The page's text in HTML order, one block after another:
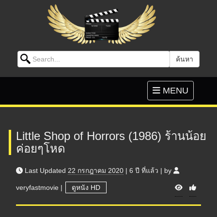
Search for: ค้นหา
Toggle
navigation
MENU
Little Shop of Horrors (1986) ร้านน้อย
ค่อยๆโหด
Last Updated 22 กรกฎาคม 2020 | 6 ปี ที่แล้ว | by
veryfastmovie | ดูหนัง HD V
i